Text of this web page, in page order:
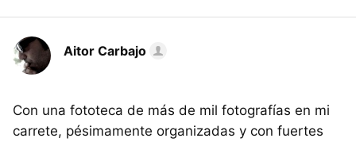
Aitor Carbajo
Con una fototeca de más de mil fotografías en mi
carrete, pésimamente organizadas y con fuertes